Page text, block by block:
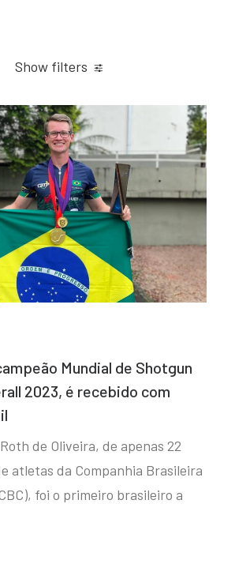
Show filters
Mundial de Shotgun
2023, é recebido com
de Oliveira, de apenas 22
atletas da Companhia Brasileira
foi o primeiro brasileiro a